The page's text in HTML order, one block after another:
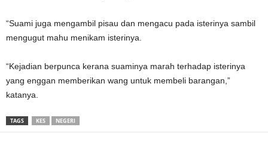
“Suami juga mengambil pisau dan mengacu pada isterinya sambil
mengugut mahu menikam isterinya.
“Kejadian berpunca kerana suaminya marah terhadap isterinya
yang enggan memberikan wang untuk membeli barangan,”
katanya.
TAGS KES NEGERI